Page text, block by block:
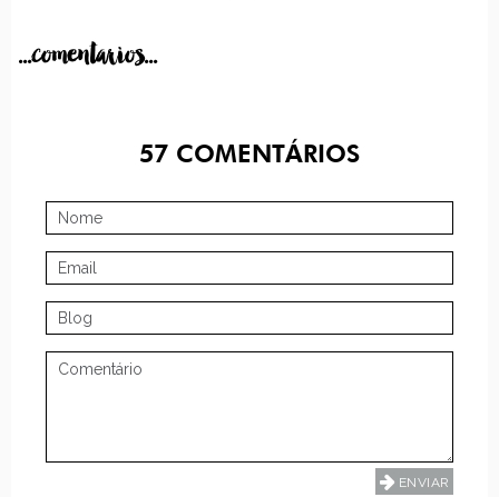
...comentarios...
57 COMENTÁRIOS